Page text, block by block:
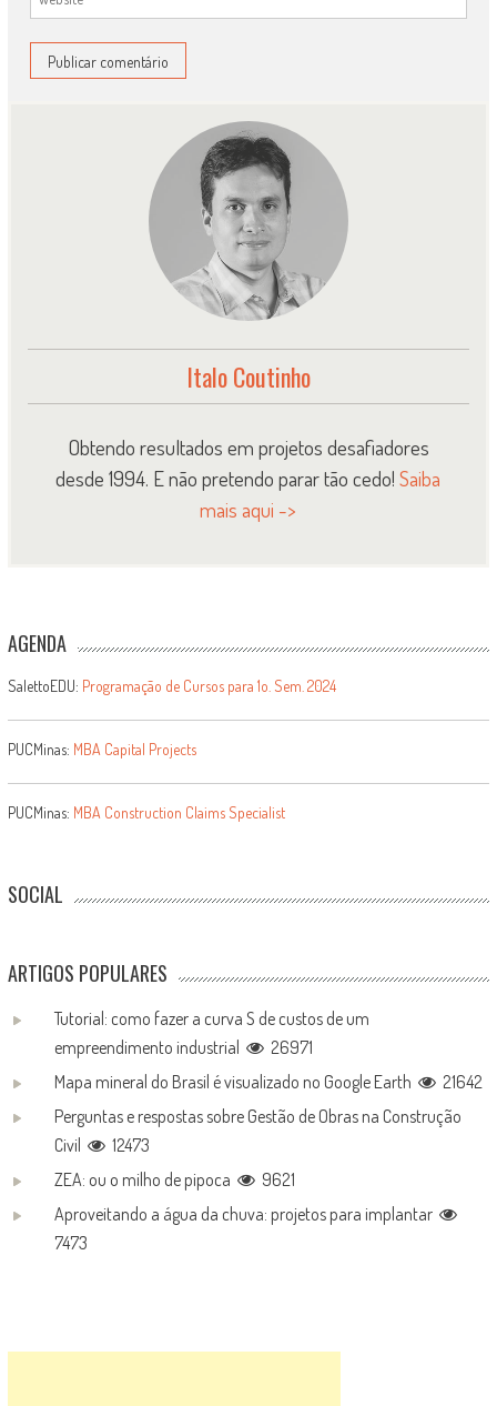
Italo Coutinho
Obtendo resultados em projetos desafiadores
desde 1994. E não pretendo parar tão cedo!Saiba
mais aqui ->
AGENDA
SalettoEDU: Programação de Cursos para 1o. Sem. 2024
PUCMinas: MBA Capital Projects
PUCMinas: MBA Construction Claims Specialist
SOCIAL
ARTIGOS POPULARES
Tutorial: como fazer a curva S de custos de um
empreendimento industrial
26971
Mapa mineral do Brasil é visualizado no Google Earth
21642
Perguntas e respostas sobre Gestão de Obras na Construção
Civil
12473
ZEA: ou o milho de pipoca
9621
Aproveitando a água da chuva: projetos para implantar
7473